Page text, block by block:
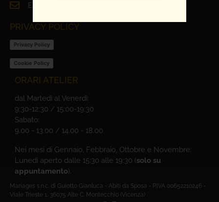
Email: info@mariages.it
PRIVACY POLICY
Privacy Policy
Cookie Policy
ORARI ATELIER
dal Martedì al Venerdì:
9:30-12:30 / 15:00-19:30
Sabato:
9.00 - 13.00 / 14.00 - 18.00
Nei mesi di Gennaio, Febbraio, Ottobre e Novembre:
Lunedì aperto dalle 15:30 alle 19:30 (solo su
appuntamento).
Mariages s.n.c. di Guiotto Gianluca - Abiti da Sposa - P.IVA 00652210246 -
Viale Trieste 1, 36075 Alte C. Montecchio (Vicenza)